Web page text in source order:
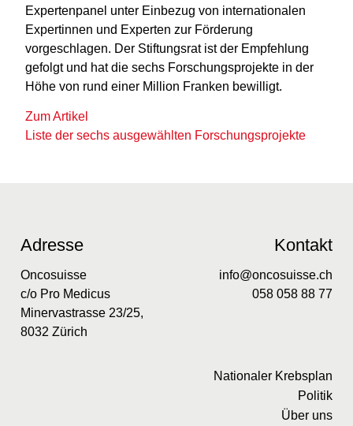
Expertenpanel unter Einbezug von internationalen
Expertinnen und Experten zur Förderung
vorgeschlagen. Der Stiftungsrat ist der Empfehlung
gefolgt und hat die sechs Forschungsprojekte in der
Höhe von rund einer Million Franken bewilligt.
Zum Artikel
Liste der sechs ausgewählten Forschungsprojekte
Adresse
Oncosuisse
c/o Pro Medicus
Minervastrasse 23/25,
8032 Zürich
Kontakt
info@oncosuisse.ch
058 058 88 77
Nationaler Krebsplan
Politik
Über uns